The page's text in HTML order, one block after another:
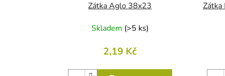
Zátka Aglo 38x23
Skladem (>5 ks)
2,19 Kč